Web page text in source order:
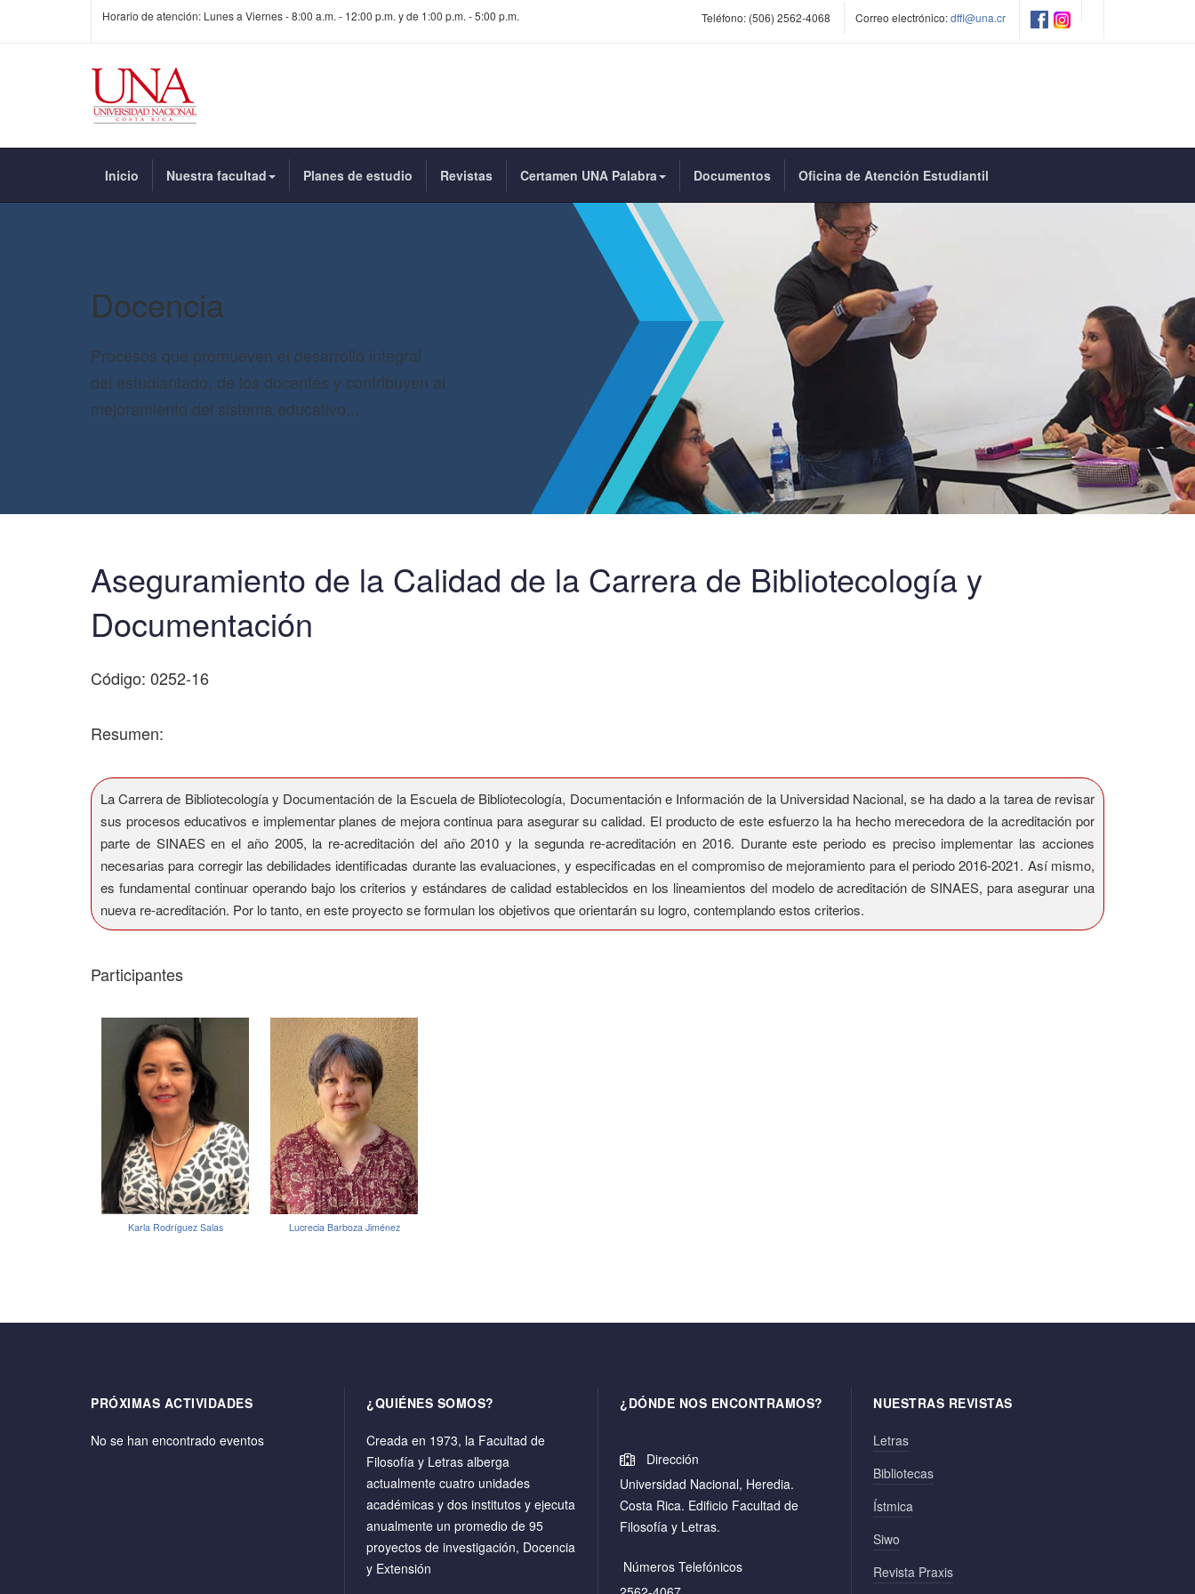
Horario de atención: Lunes a Viernes - 8:00 a.m. - 12:00 p.m. y de 1:00 p.m. - 5:00 p.m. Teléfono: (506) 2562-4068 Correo electrónico:dffl@una.cr
Inicio Nuestra facultad Planes de estudio Revistas Certamen UNA Palabra Documentos Oficina de Atención Estudiantil
Docencia
Procesos que promueven el desarrollo integral
del estudiantado, de los docentes y contribuyen al
mejoramiento del sistema educativo...
Aseguramiento de la Calidad de la Carrera de Bibliotecología y
Documentación
Código: 0252-16
Resumen:
La Carrera de Bibliotecología y Documentación de la Escuela de Bibliotecología, Documentación e Información de la Universidad Nacional, se ha dado a la tarea de revisar
sus procesos educativos e implementar planes de mejora continua para asegurar su calidad. El producto de este esfuerzo la ha hecho merecedora de la acreditación por
parte de SINAES en el año 2005, la re-acreditación del año 2010 y la segunda re-acreditación en 2016. Durante este periodo es preciso implementar las acciones
necesarias para corregir las debilidades identificadas durante las evaluaciones, y especificadas en el compromiso de mejoramiento para el periodo 2016-2021. Así mismo,
es fundamental continuar operando bajo los criterios y estándares de calidad establecidos en los lineamientos del modelo de acreditación de SINAES, para asegurar una
nueva re-acreditación. Por lo tanto, en este proyecto se formulan los objetivos que orientarán su logro, contemplando estos criterios.
Participantes
Karla Rodríguez Salas Lucrecia Barboza Jiménez
PRÓXIMAS ACTIVIDADES
No se han encontrado eventos
¿QUIÉNES SOMOS?
Creada en 1973, la Facultad de
Filosofía y Letras alberga
actualmente cuatro unidades
académicas y dos institutos y ejecuta
anualmente un promedio de 95
proyectos de investigación, Docencia
y Extensión
¿DÓNDE NOS ENCONTRAMOS?
Dirección
Universidad Nacional, Heredia.
Costa Rica. Edificio Facultad de
Filosofía y Letras.
Números Telefónicos
NUESTRAS REVISTAS
Letras
Bibliotecas
Ístmica
Siwo
Revista Praxis